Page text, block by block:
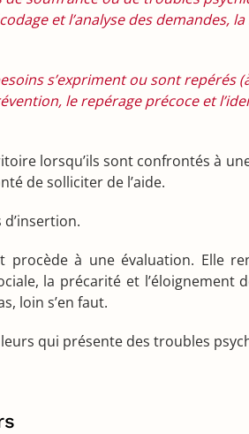
et l’analyse des demandes,
s’expriment ou sont repérés
le repérage précoce et
lorsqu’ils sont confrontés à
de solliciter de l’aide.
à une évaluation. Elle
la précarité et l’éloignement
loin s’en faut.
qui présente des troubles